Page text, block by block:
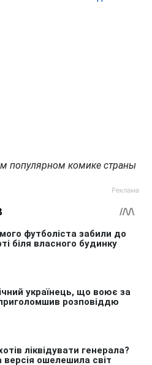
популярном комике страны